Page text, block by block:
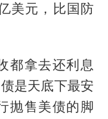
美元，比国防
都拿去还利息
是天底下最安
抛售美债的脚